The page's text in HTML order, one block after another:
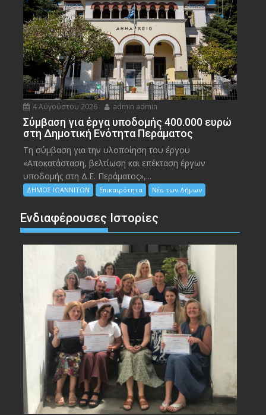
4 Αυγούστου 2026 admin admin
Σύμβαση για έργα υποδομής 400.000 ευρώ
στη Δημοτική Ενότητα Περάματος
Τη σύμβαση για την υλοποίηση του έργου
«Αποκατάσταση, βελτίωση και επέκταση έργων
υποδομής στη Δ.Ε. Περάματος»,...
ΔΗΜΟΣ ΙΩΑΝΝΙΤΩΝ Επικαιρότητα Νέα των Δήμων
Ενδιαφέρουσες Ιστορίες